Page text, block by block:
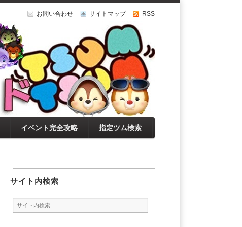
お問い合わせ サイトマップ RSS
イベント完全攻略 指定ツム検索
サイト内検索